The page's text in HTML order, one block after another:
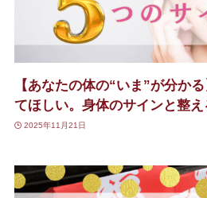
【あなたの体の“いま”が分か
てほしい。身体のサインと整
2025年11月21日